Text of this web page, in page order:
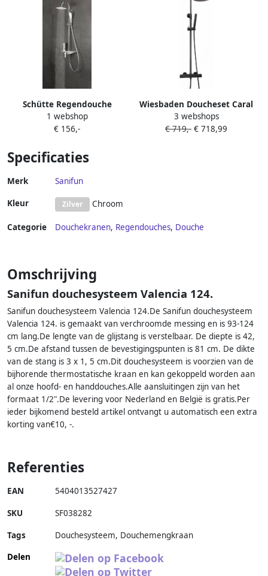
Schütte Regendouche
Eengreepsmengkraan
Schutte Waterway met
1 webshop
€ 156,-
Wiesbaden Doucheset Caral
Opbouw Rond Gunmetal
Thermostaatkraan
3 webshops
€ 719,- € 718,99
Specificaties
Merk Sanifun
Kleur Zilver Chroom
Categorie Douchekranen, Regendouches, Douche
Omschrijving
Sanifun douchesysteem Valencia 124.
Sanifun douchesysteem Valencia 124.De Sanifun douchesysteem
Valencia 124. is gemaakt van verchroomde messing en is 93-124
cm lang.De lengte van de glijstang is verstelbaar. De diepte is 42,
5 cm.De afstand tussen de bevestigingspunten is 81 cm. De dikte
van de stang is 3 x 1, 5 cm.Dit douchesysteem is voorzien van de
bijhorende thermostatische kraan en kan gekoppeld worden aan
al onze hoofd- en handdouches.Alle aansluitingen zijn van het
formaat 1/2".De levering voor Nederland en België is gratis.Per
ieder bijkomend besteld artikel ontvangt u automatisch een extra
korting van€10, -.
Referenties
EAN 5404013527427
SKU SF038282
Tags
Douchesysteem, Douchemengkraan
Delen